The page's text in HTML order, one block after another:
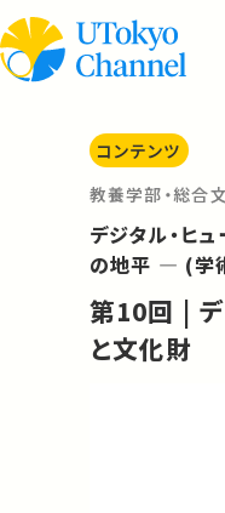
コンテンツ
教養学部・総合
デジタル・ヒ
の地平 ― (学
第10回 | デ
と文化財